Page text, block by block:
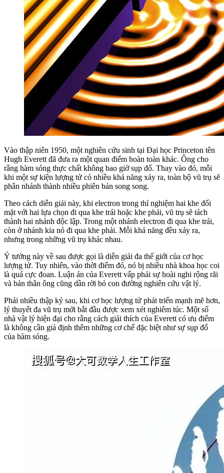
Vào thập niên 1950, một nghiên cứu sinh tại Đại học Princeton tên
Hugh Everett đã đưa ra một quan điểm hoàn toàn khác. Ông cho
rằng hàm sóng thực chất không bao giờ sụp đổ. Thay vào đó, mỗi
khi một sự kiện lượng tử có nhiều khả năng xảy ra, toàn bộ vũ trụ sẽ
phân nhánh thành nhiều phiên bản song song.
Theo cách diễn giải này, khi electron trong thí nghiệm hai khe đối
mặt với hai lựa chọn đi qua khe trái hoặc khe phải, vũ trụ sẽ tách
thành hai nhánh độc lập. Trong một nhánh electron đi qua khe trái,
còn ở nhánh kia nó đi qua khe phải. Mỗi khả năng đều xảy ra,
nhưng trong những vũ trụ khác nhau.
Ý tưởng này về sau được gọi là diễn giải đa thế giới của cơ học
lượng tử. Tuy nhiên, vào thời điểm đó, nó bị nhiều nhà khoa học coi
là quá cực đoan. Luận án của Everett vấp phải sự hoài nghi rộng rãi
và bản thân ông cũng dần rời bỏ con đường nghiên cứu vật lý.
Phải nhiều thập kỷ sau, khi cơ học lượng tử phát triển mạnh mẽ hơn,
lý thuyết đa vũ trụ mới bắt đầu được xem xét nghiêm túc. Một số
nhà vật lý hiện đại cho rằng cách giải thích của Everett có ưu điểm
là không cần giả định thêm những cơ chế đặc biệt như sự sụp đổ
của hàm sóng.